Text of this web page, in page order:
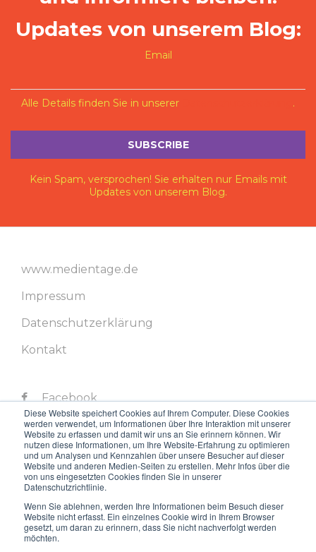
Diese Website speichert Cookies auf Ihrem Computer. Diese Cookies
werden verwendet, um Informationen über Ihre Interaktion mit unserer
Website zu erfassen und damit wir uns an Sie erinnern können. Wir
nutzen diese Informationen, um Ihre Website-Erfahrung zu optimieren
und um Analysen und Kennzahlen über unsere Besucher auf dieser
Website und anderen Medien-Seiten zu erstellen. Mehr Infos über die
von uns eingesetzten Cookies finden Sie in unserer
Datenschutzrichtlinie.
Wenn Sie ablehnen, werden Ihre Informationen beim Besuch dieser
Website nicht erfasst. Ein einzelnes Cookie wird in Ihrem Browser
gesetzt, um daran zu erinnern, dass Sie nicht nachverfolgt werden
möchten.
Updates von unserem Blog:
Email
Alle Details finden Sie in unserer .
Kein Spam, versprochen! Sie erhalten nur Emails mit
Updates von unserem Blog.
www.medientage.de
Impressum
Datenschutzerklärung
Kontakt
Facebook
Twitter
LinkedIn
Instagram
Youtube